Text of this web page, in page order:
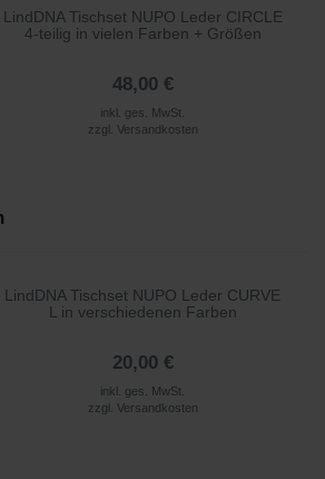
LindDNA Tischset NUPO Leder CIRCLE
4-teilig in vielen Farben + Größen
48,00 €
inkl. ges. MwSt.
zzgl. Versandkosten
LindDNA Tischset NUPO Leder CURVE
L in verschiedenen Farben
20,00 €
inkl. ges. MwSt.
zzgl. Versandkosten